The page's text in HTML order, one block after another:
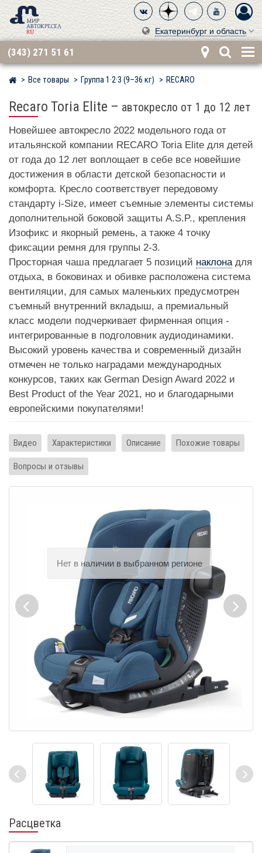
Екатеринбург и область
(343) 271 51 61
Мир детских автокресел
Все товары Группа 1·2·3 (9–36 кг) RECARO
Recaro Toria Elite – автокресло от 1 до 12 лет
Новейшее автокресло 2022 модельного года от
итальянской компании RECARO Toria Elite для детей
от года до 12 лет воплощает в себе все новейшие
достижения в области детской безопасности и
комфорта. Кресло соответствует передовому
стандарту i-Size, имеет съемные элементы системы
дополнительной боковой защиты A.S.P., крепления
Изофикс и якорный ремень, а также 4 точку
фиксации ремня для группы 2-3.
Просторная чаша предлагает 5 позиций наклонадля
отдыха, в боковинах и обивке расположена система
вентиляции, для самых маленьких предусмотрен
съемный внутренний вкладыш, а премиальный
класс модели подчеркивает фирменная опция -
интегрированные в подголовник аудиодинамики.
Высокий уровень качества и современный дизайн
отмечен не только наградами международных
конкурсов, таких как German Design Award 2022 и
Best Product of the Year 2021, но и благодарными
европейскими покупателями!
Видео Характеристики Описание Похожие товары
Вопросы и отзывы
Расцветка